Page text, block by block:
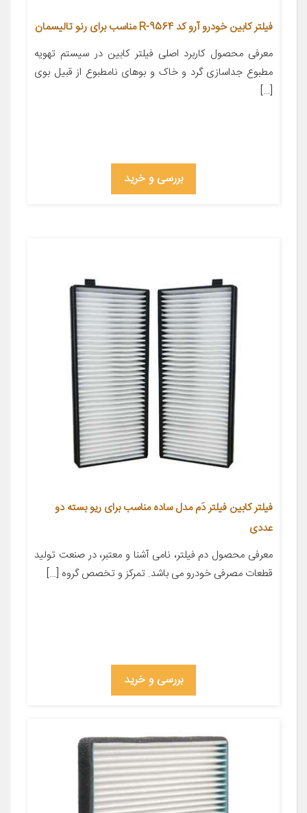
فیلتر کابین خودرو آرو کد R-9564 مناسب برای رنو تالیسمان
معرفی محصول کاربرد اصلی فیلتر کابین در سیستم تهویه
مطبوع جداسازی گرد و خاک و بوهای نامطبوع از قبیل بوی
[…]
بررسی و خرید
فیلتر کابین فیلتر دَم مدل ساده مناسب برای ریو بسته دو
عددی
معرفی محصول دم فیلتر، نامی آشنا و معتبر، در صنعت تولید
قطعات مصرفی خودرو می باشد. تمرکز و تخصص گروه […]
بررسی و خرید